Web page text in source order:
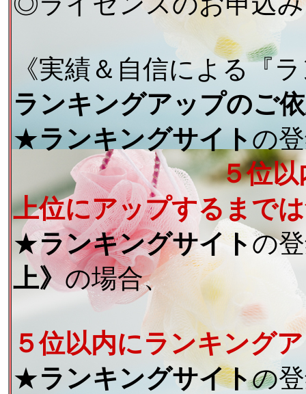
《実績＆自信による『
ランキングアップのご
★ランキングサイト の
５位
上位にアップするまで
★ランキングサイト の
上》の場合、
５位以内にランキング
★ランキングサイトの